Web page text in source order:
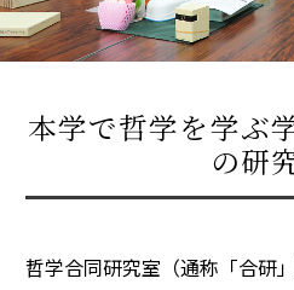
本学で哲学を学ぶ
の研
哲学合同研究室（通称「合研